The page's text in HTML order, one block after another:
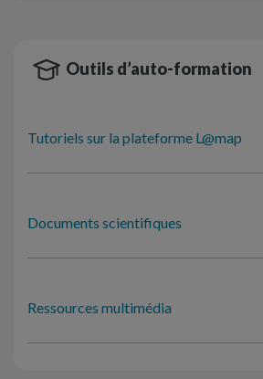
Outils d’auto-formation
Tutoriels sur la plateforme L@map
Documents scientifiques
Ressources multimédia